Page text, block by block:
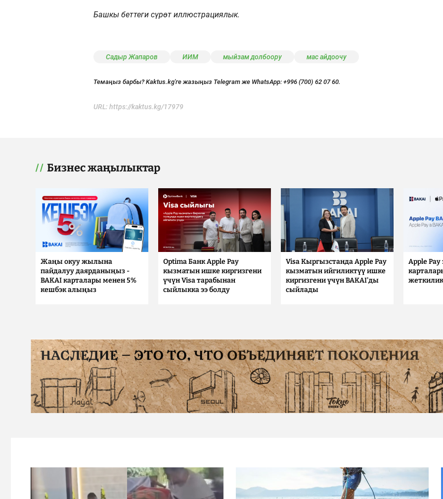
Башкы беттеги сүрөт иллюстрациялык.
Садыр Жапаров ИИМ мыйзам долбоору мас айдоочу
Темаңыз барбы? Kaktus.kg'ге жазыңыз Telegram же WhatsApp: +996 (700) 62 07 60.
URL: https://kaktus.kg/17979
Бизнес жаңылыктар
Жаңы окуу жылына
пайдалуу даярданыңыз -
BAKAI карталары менен 5%
кешбэк алыңыз
Optima Банк Apple Pay
кызматын ишке киргизгени
үчүн Visa тарабынан
сыйлыкка ээ болду
Visa Кыргызстанда Apple Pay
кызматын ийгиликтүү ишке
киргизгени үчүн BAKAI'ды
сыйлады
Apple